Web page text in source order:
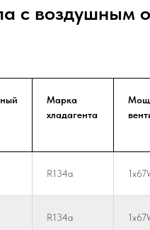
с воздушным
Марка
хладагента
R134a
R134a